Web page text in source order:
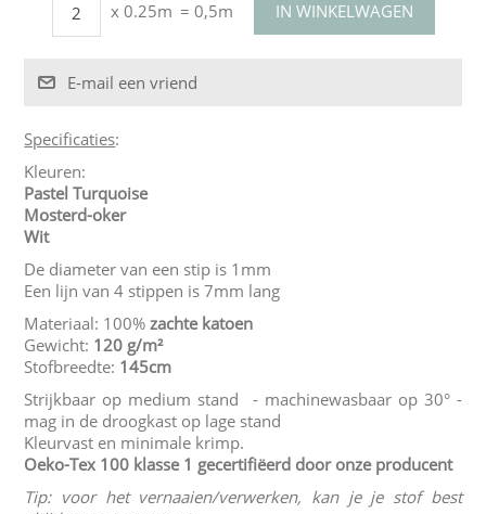
x 0.25m = 0,5m
Specificaties:
Kleuren:
Pastel Turquoise
Mosterd-oker
Wit
De diameter van een stip is 1mm
Een lijn van 4 stippen is 7mm lang
Materiaal: 100%zachte katoen
Gewicht: 120 g/m²
Stofbreedte: 145cm
Strijkbaar op medium stand - machinewasbaar op 30° -
mag in de droogkast op lage stand
Kleurvast en minimale krimp.
Oeko-Tex 100 klasse 1 gecertifiëerd door onze producent
Tip: voor het vernaaien/verwerken, kan je je stof best